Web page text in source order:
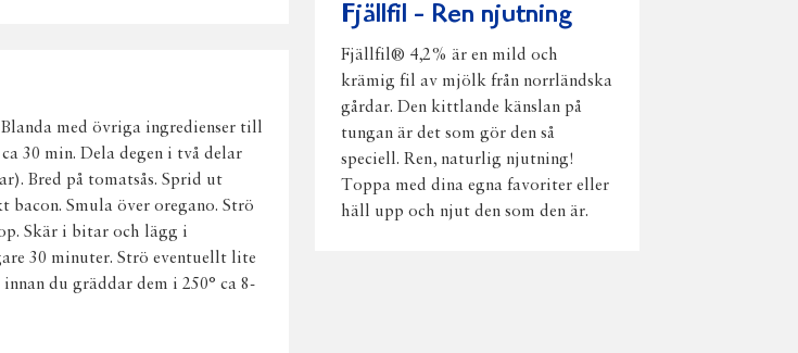
med övriga ingredienser till
30 min. Dela degen i två delar
Bred på tomatsås. Sprid ut
bacon. Smula över oregano. Strö
Skär i bitar och lägg i
30 minuter. Strö eventuellt lite
du gräddar dem i 250° ca 8-
Fjällfil - Ren njutning
Fjällfil® 4,2% är en mild och
krämig fil av mjölk från norrländska
gårdar. Den kittlande känslan på
tungan är det som gör den så
speciell. Ren, naturlig njutning!
Toppa med dina egna favoriter eller
häll upp och njut den som den är.